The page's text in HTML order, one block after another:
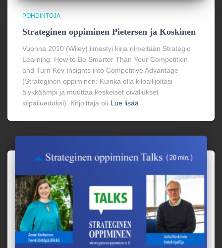
POHDINTOJA
Strateginen oppiminen Pietersen ja Koskinen
Vuonna 2010 (Wiley) ilmestyi kirja nimeltään Strategic
Learning: How to Be Smarter Than Your Competition
and Turn Key Insights into Competitive Advantage
(Strateginen oppiminen: Kuinka olla kilpailijoitasi
älykkäämpi ja muuttaa keskeiset oivallukset
kilpailueduksi). Kirjoittaja oli Lue lisää